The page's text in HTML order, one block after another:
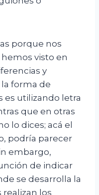
porque nos
visto en
y
forma de
es utilizando letra
que en otras
lo dices; acá el
podría parecer
embargo,
de indicar
se desarrolla la
los